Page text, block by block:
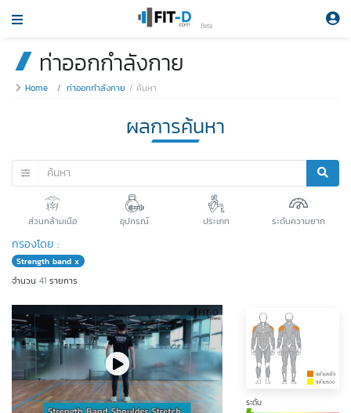
Beta
ท่าออกกำลังกาย
Home ท่าออกกำลังกาย ค้นหา
ผลการค้นหา
ส่วนกล้ามเนือ อุปกรณ์ ประเภท ระดับความยาก
กรองโดย :
Strength band x
จำนวน 41 รายการ
ระดับ